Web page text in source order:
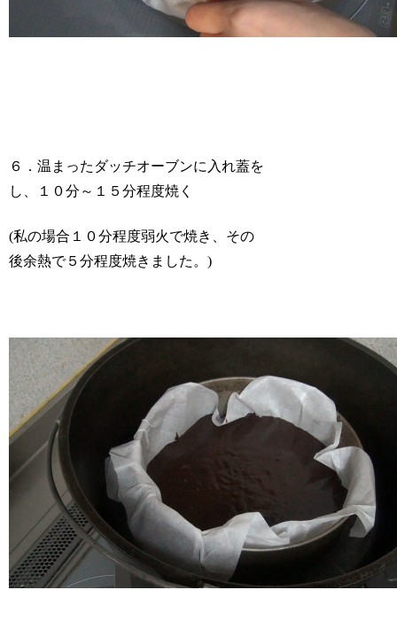
６．温まったダッチオーブンに入れ蓋を
し、１０分～１５分程度焼く
(私の場合１０分程度弱火で焼き、その
後余熱で５分程度焼きました。)